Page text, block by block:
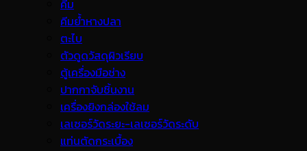
คีม
คีมย้ำหางปลา
ตะไบ
ตัวดูดวัสดุผิวเรียบ
ตู้เครื่องมือช่าง
ปากกาจับชิ้นงาน
เครื่องยิงกล่องใช้ลม
เลเซอร์วัดระยะ-เลเซอร์วัดระดับ
แท่นตัดกระเบื้อง